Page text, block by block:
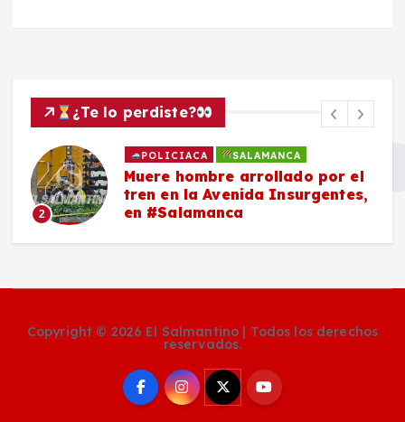
¿Te lo perdiste?
2
POLICIACA SALAMANCA
Muere hombre arrollado por el
tren en la Avenida Insurgentes,
en #Salamanca
Copyright © 2026 El Salmantino | Todos los derechos
reservados.